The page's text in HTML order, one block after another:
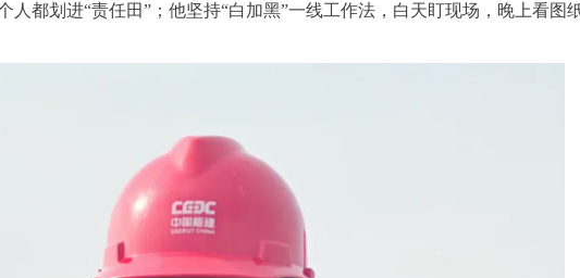
都划进“责任田”；他坚持“白加黑”一线工作法，白天盯现场，晚上看图